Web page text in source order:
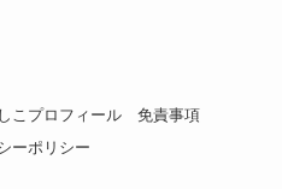
こプロフィール
免責事項
ーポリシー